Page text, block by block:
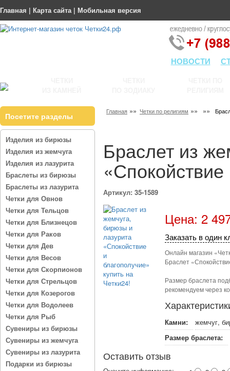
Главная | Карта сайта| Мобильная версия
НОВОСТИ
Посетите разделы
Изделия из бирюзы
Изделия из жемчуга
Изделия из лазурита
Браслеты из бирюзы
Браслеты из лазурита
Четки для Овнов
Четки для Тельцов
Четки для Близнецов
Четки для Раков
Четки для Дев
Четки для Весов
Четки для Скорпионов
Четки для Стрельцов
Четки для Козерогов
Четки для Водолеев
Четки для Рыб
Сувениры из бирюзы
Сувениры из жемчуга
Сувениры из лазурита
Подарки из бирюзы
Главная »» Четки по религиям »» »»
Браслет из
Артикул: 35-1589
Цена: 2
Заказать в один
Онлайн магазин
Браслет
Размер браслета
рекомендуем через
Камни:
жемчуг,
Размер браслета:
Оставить отзыв